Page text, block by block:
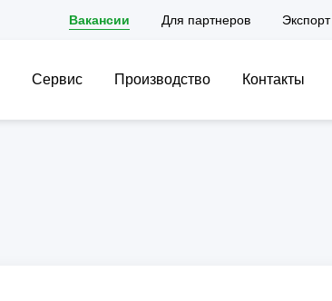
Вакансии Для партнеров Экспорт
Сервис Производство Контакты